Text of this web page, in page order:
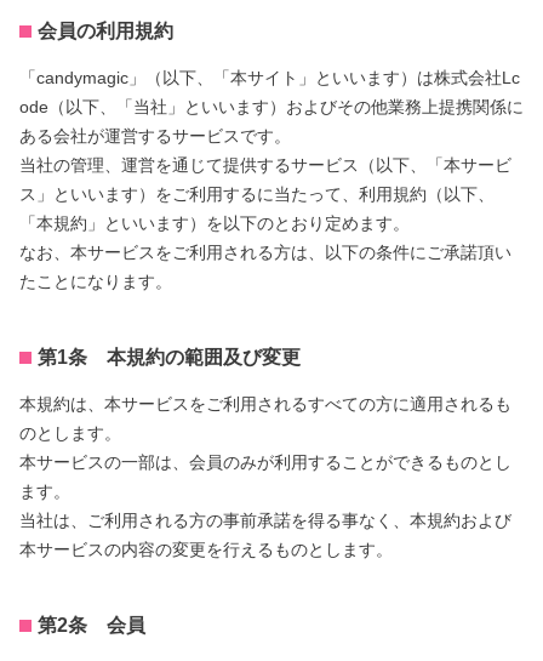
会員の利用規約
「candymagic」（以下、「本サイト」といいます）は株式会社Lc
ode（以下、「当社」といいます）およびその他業務上提携関係に
ある会社が運営するサービスです。
当社の管理、運営を通じて提供するサービス（以下、「本サービ
ス」といいます）をご利用するに当たって、利用規約（以下、
「本規約」といいます）を以下のとおり定めます。
なお、本サービスをご利用される方は、以下の条件にご承諾頂い
たことになります。
第1条 本規約の範囲及び変更
本規約は、本サービスをご利用されるすべての方に適用されるも
のとします。
本サービスの一部は、会員のみが利用することができるものとし
ます。
当社は、ご利用される方の事前承諾を得る事なく、本規約および
本サービスの内容の変更を行えるものとします。
第2条 会員